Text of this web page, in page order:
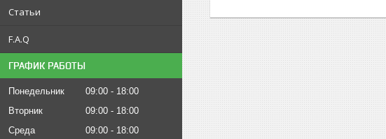
Статьи
F.A.Q
ГРАФИК РАБОТЫ
Понедельник 09:00
18:00
Вторник
09:00
18:00
Среда
09:00
18:00